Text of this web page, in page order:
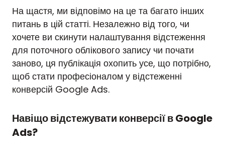
На щастя, ми відповімо на це та багато інших
питань в цій статті. Незалежно від того, чи
хочете ви скинути налаштування відстеження
для поточного облікового запису чи почати
заново, ця публікація охопить усе, що потрібно,
щоб стати професіоналом у відстеженні
конверсій Google Ads.
Навіщо відстежувати конверсії в Google
Ads?